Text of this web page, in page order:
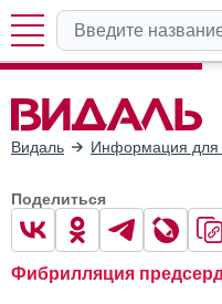
Видаль
Информация для
Поделиться
Фибрилляция